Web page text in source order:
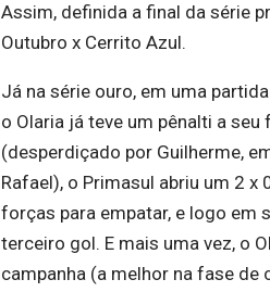
Assim, definida a final da série
Outubro x Cerrito Azul.
Já na série ouro, em uma
o Olaria já teve um pênalti a seu
(desperdiçado por Guilherme,
Rafael), o Primasul abriu um 2 x
forças para empatar, e logo em
terceiro gol. E mais uma vez, o
campanha (a melhor na fase de